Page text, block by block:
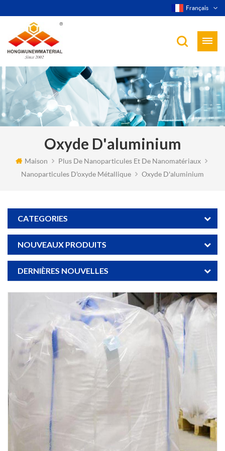
Français
Oxyde D'aluminium
Maison
Plus De Nanoparticules Et De Nanomatériaux
Nanoparticules D'oxyde Métallique
Oxyde D'aluminium
CATEGORIES
NOUVEAUX PRODUITS
DERNIÈRES NOUVELLES